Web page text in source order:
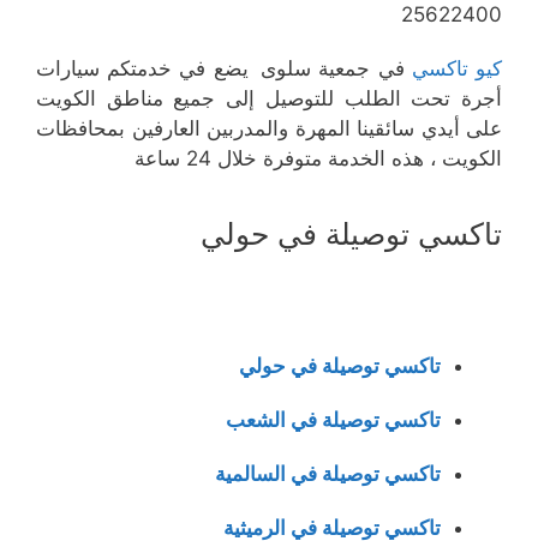
25622400
كيو تاكسي في جمعية سلوى يضع في خدمتكم سيارات
أجرة تحت الطلب للتوصيل إلى جميع مناطق الكويت
على أيدي سائقينا المهرة والمدربين العارفين بمحافظات
الكويت ، هذه الخدمة متوفرة خلال 24 ساعة
تاكسي توصيلة في حولي
تاكسي توصيلة في حولي
تاكسي توصيلة في الشعب
تاكسي توصيلة في السالمية
تاكسي توصيلة في الرميثية